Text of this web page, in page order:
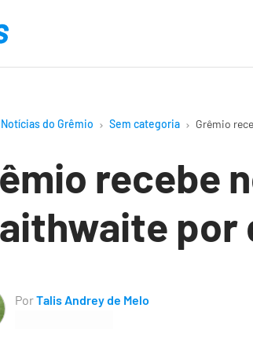
Notícias do Grêmio Sem categoria Grêmio
recebe
por
PorTalis Andrey de Melo